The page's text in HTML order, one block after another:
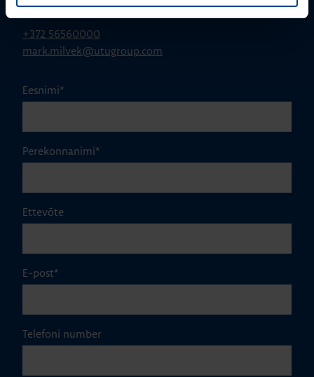
Mark Milvek
+372 56560000
mark.milvek@utugroup.com
Eesnimi*
Perekonnanimi*
Ettevõte
E-post*
Telefoni number